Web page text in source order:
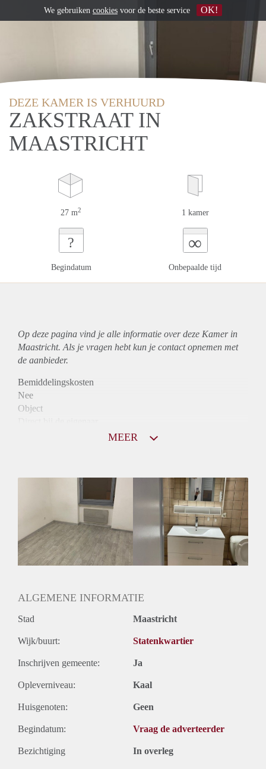
DEZE KAMER IS VERHUURD
ZAKSTRAAT IN
MAASTRICHT
27 m2 1 kamer
?
Begindatum
∞
Onbepaalde tijd
Op deze pagina vind je alle informatie over deze Kamer in
Maastricht. Als je vragen hebt kun je contact opnemen met
de aanbieder.
Bemiddelingskosten
Nee
Object
2,8 X De bruto huur
Huurtermijn
Onbepaalde termijn
Oplevering
MEER
ALGEMENE INFORMATIE
Stad Maastricht
Wijk/buurt: Statenkwartier
Inschrijven gemeente: Ja
Opleverniveau: Kaal
Huisgenoten: Geen
Begindatum: Vraag de adverteerder
Bezichtiging In overleg
We gebruiken cookies voor de beste service OK!